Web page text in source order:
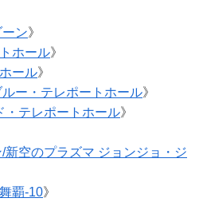
ン》
ホール》
ール》
ー・テレポートホール》
・テレポートホール》
新空のプラズマ ジョンジョ・ジ
覇-10》